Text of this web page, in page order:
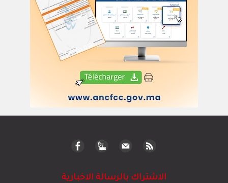
الاشتراك بالرسالة الاخبارية